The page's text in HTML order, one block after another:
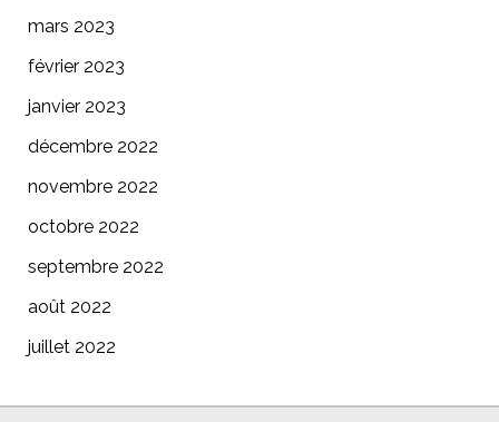
mars 2023
février 2023
janvier 2023
décembre 2022
novembre 2022
octobre 2022
septembre 2022
août 2022
juillet 2022